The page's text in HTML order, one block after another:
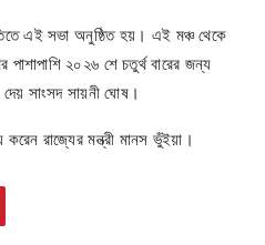
এই সভা অনুষ্ঠিত হয়। এই মঞ্চ থেকে
পাশাপাশি ২০২৬ শে চতুর্থ বারের জন্য
সাংসদ সায়নী ঘোষ।
রাজ্যের মন্ত্রী মানস ভুঁইয়া।